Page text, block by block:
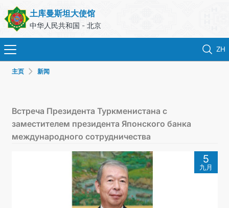
土库曼斯坦大使馆
中华人民共和国 - 北京
ZH
土库曼斯坦
领事服务
外交部
主页 新闻
Встреча Президента Туркменистана с
заместителем президента Японского банка
международного сотрудничества
5
九月